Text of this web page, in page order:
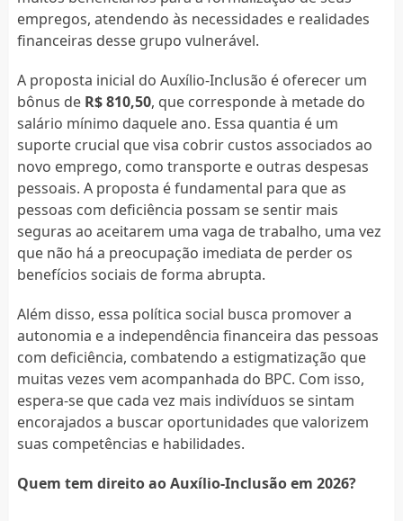
empregos, atendendo às necessidades e realidades
financeiras desse grupo vulnerável.
A proposta inicial do Auxílio-Inclusão é oferecer um
bônus de R$ 810,50, que corresponde à metade do
salário mínimo daquele ano. Essa quantia é um
suporte crucial que visa cobrir custos associados ao
novo emprego, como transporte e outras despesas
pessoais. A proposta é fundamental para que as
pessoas com deficiência possam se sentir mais
seguras ao aceitarem uma vaga de trabalho, uma vez
que não há a preocupação imediata de perder os
benefícios sociais de forma abrupta.
Além disso, essa política social busca promover a
autonomia e a independência financeira das pessoas
com deficiência, combatendo a estigmatização que
muitas vezes vem acompanhada do BPC. Com isso,
espera-se que cada vez mais indivíduos se sintam
encorajados a buscar oportunidades que valorizem
suas competências e habilidades.
Quem tem direito ao Auxílio-Inclusão em 2026?